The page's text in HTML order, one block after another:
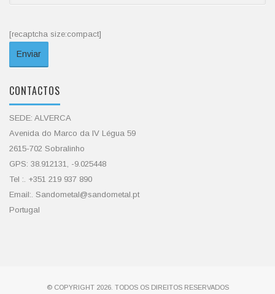
[recaptcha size:compact]
CONTACTOS
SEDE: ALVERCA
Avenida do Marco da IV Légua 59
2615-702 Sobralinho
GPS: 38.912131, -9.025448
Tel :. +351 219 937 890
Email:. Sandometal@sandometal.pt
Portugal
© COPYRIGHT 2026. TODOS OS DIREITOS RESERVADOS